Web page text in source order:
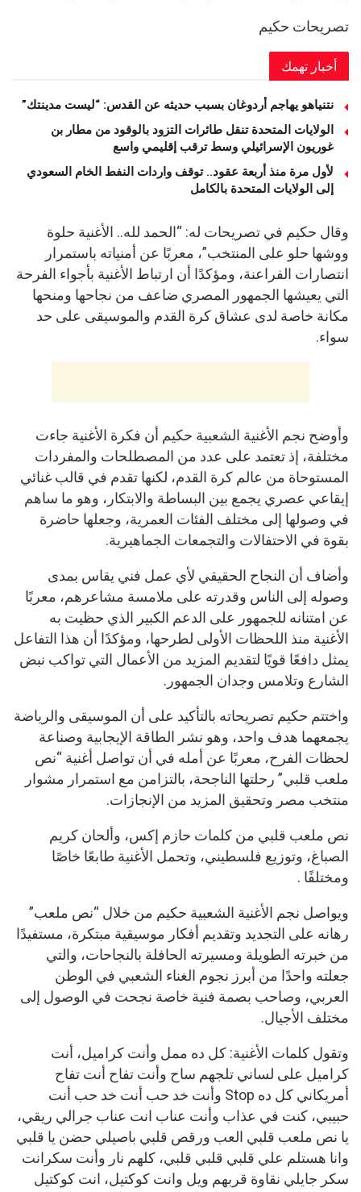
تصريحات حكيم
أخبار تهمك
نتنياهو يهاجم أردوغان بسبب حديثه عن القدس: “ليست مدينتك”
الولايات المتحدة تنقل طائرات التزود بالوقود من مطار بن
غوريون الإسرائيلي وسط ترقب إقليمي واسع
لأول مرة منذ أربعة عقود.. توقف واردات النفط الخام السعودي
إلى الولايات المتحدة بالكامل
وقال حكيم في تصريحات له: “الحمد لله.. الأغنية حلوة
ووشها حلو على المنتخب”، معربًا عن أمنياته باستمرار
انتصارات الفراعنة، ومؤكدًا أن ارتباط الأغنية بأجواء الفرحة
التي يعيشها الجمهور المصري ضاعف من نجاحها ومنحها
مكانة خاصة لدى عشاق كرة القدم والموسيقى على حد
سواء.
وأوضح نجم الأغنية الشعبية حكيم أن فكرة الأغنية جاءت
مختلفة، إذ تعتمد على عدد من المصطلحات والمفردات
المستوحاة من عالم كرة القدم، لكنها تقدم في قالب غنائي
إيقاعي عصري يجمع بين البساطة والابتكار، وهو ما ساهم
في وصولها إلى مختلف الفئات العمرية، وجعلها حاضرة
بقوة في الاحتفالات والتجمعات الجماهيرية.
وأضاف أن النجاح الحقيقي لأي عمل فني يقاس بمدى
وصوله إلى الناس وقدرته على ملامسة مشاعرهم، معربًا
عن امتنانه للجمهور على الدعم الكبير الذي حظيت به
الأغنية منذ اللحظات الأولى لطرحها، ومؤكدًا أن هذا التفاعل
يمثل دافعًا قويًا لتقديم المزيد من الأعمال التي تواكب نبض
الشارع وتلامس وجدان الجمهور.
واختتم حكيم تصريحاته بالتأكيد على أن الموسيقى والرياضة
يجمعهما هدف واحد، وهو نشر الطاقة الإيجابية وصناعة
لحظات الفرح، معربًا عن أمله في أن تواصل أغنية “نص
ملعب قلبي” رحلتها الناجحة، بالتزامن مع استمرار مشوار
منتخب مصر وتحقيق المزيد من الإنجازات.
نص ملعب قلبي من كلمات حازم إكس، وألحان كريم
الصباغ، وتوزيع فلسطيني، وتحمل الأغنية طابعًا خاصًا
ومختلفًا .
ويواصل نجم الأغنية الشعبية حكيم من خلال “نص ملعب”
رهانه على التجديد وتقديم أفكار موسيقية مبتكرة، مستفيدًا
من خبرته الطويلة ومسيرته الحافلة بالنجاحات، والتي
جعلته واحدًا من أبرز نجوم الغناء الشعبي في الوطن
العربي، وصاحب بصمة فنية خاصة نجحت في الوصول إلى
مختلف الأجيال.
وتقول كلمات الأغنية: كل ده ممل وأنت كراميل، أنت
كراميل على لساني تلجهم ساح وأنت تفاح أنت تفاح
أمريكاني كل ده Stop وأنت خد حب أنت خد حب أنت
حبيبي، كنت في عذاب وأنت عناب انت عناب جرالي ريقي،
يا نص ملعب قلبي العب ورقص قلبي باصيلي حضن يا قلبي
وانا هستلم علي قلبي قلبي قلبي، كلهم نار وأنت سكرانت
سكر جايلي نقاوة قربهم ويل وانت كوكتيل، انت كوكتيل